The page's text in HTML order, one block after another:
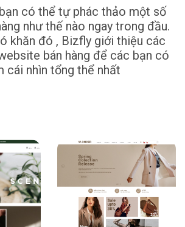
có thể tự phác thảo một số
như thế nào ngay trong đầu.
khăn đó , Bizfly giới thiệu các
bán hàng để các bạn có
cái nhìn tổng thể nhất